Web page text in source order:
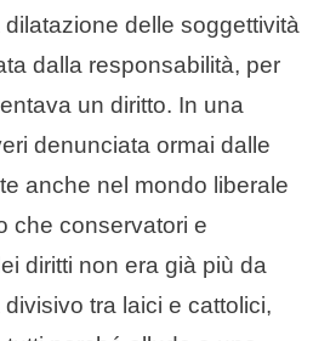
delle soggettività
dalla responsabilità, per
un diritto. In una
denunciata ormai dalle
anche nel mondo liberale
che conservatori e
diritti non era già più da
tra laici e cattolici,